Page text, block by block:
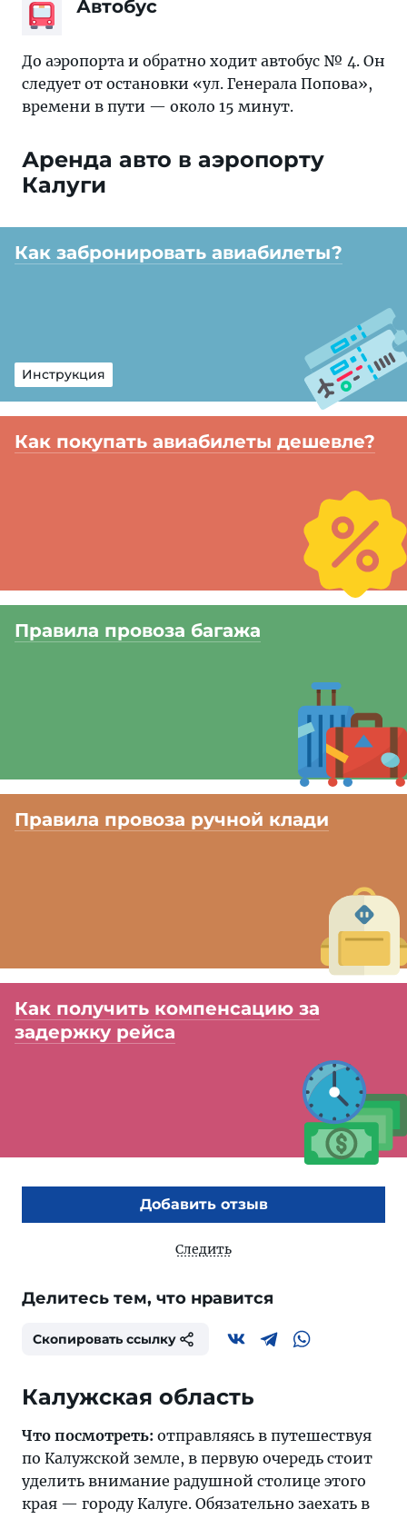
Автобус
До аэропорта и обратно ходит автобус № 4. Он
следует от остановки «ул. Генерала Попова»,
времени в пути — около 15 минут.
Аренда авто в аэропорту
Калуги
Как забронировать авиабилеты?
Инструкция
Как покупать авиабилеты дешевле?
Правила провоза багажа
Правила провоза ручной клади
Как получить компенсацию за
задержку рейса
Добавить отзыв
Следить
Делитесь тем, что нравится
Скопировать ссылку
Калужская область
Что посмотреть: отправляясь в путешествуя
по Калужской земле, в первую очередь стоит
уделить внимание радушной столице этого
края — городу Калуге. Обязательно заехать в